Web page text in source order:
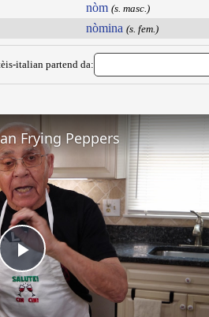
nòm (s. masc.)
nòmina (s. fem.)
italian partend da:
Play
Frying Peppers